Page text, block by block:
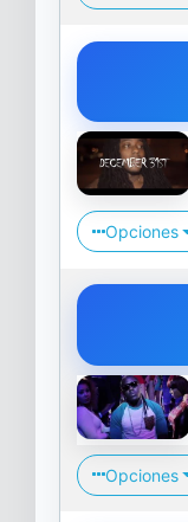
Opciones
Opciones